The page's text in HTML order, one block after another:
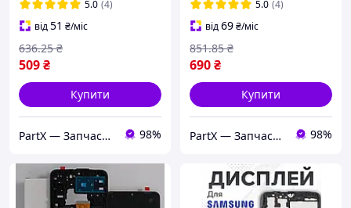
5.0 (4)
від51 ₴/міс
509₴
636.25 ₴
Купити
PartX — Запчастини для смартфонів 98%
(модуль) Original PRC
5.0 (4)
від69₴/міс
690₴
851.85 ₴
Купити
PartX — Запчастини для смартфонів 98%